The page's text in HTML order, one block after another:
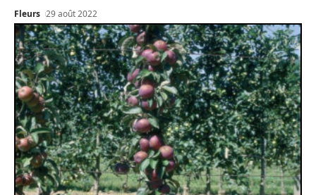
Fleurs 29 août 2022